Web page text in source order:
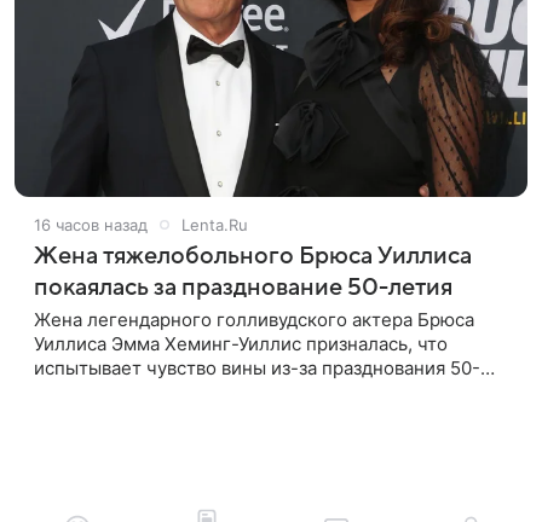
16 часов назад Lenta.Ru
Жена тяжелобольного Брюса Уиллиса
покаялась за празднование 50-летия
Жена легендарного голливудского актера Брюса
Уиллиса Эмма Хеминг-Уиллис призналась, что
испытывает чувство вины из-за празднования 50-